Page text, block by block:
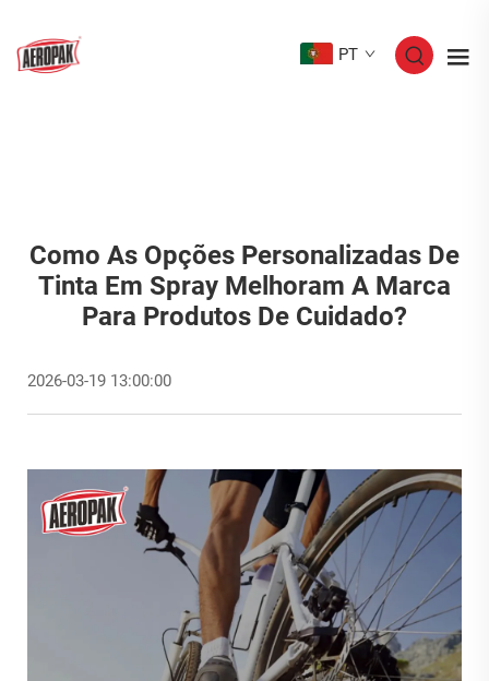
PT
Como As Opções Personalizadas De
Tinta Em Spray Melhoram A Marca
Para Produtos De Cuidado?
2026-03-19 13:00:00